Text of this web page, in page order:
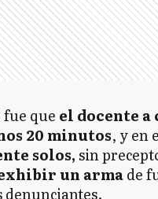
fue que el docente a
20 minutos, y en
solos,sin
un armade
denunciantes.